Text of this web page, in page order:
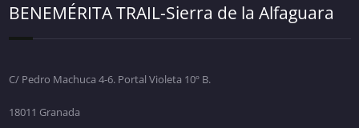
BENEMÉRITA TRAIL-Sierra de la Alfaguara
C/ Pedro Machuca 4-6. Portal Violeta 10º B.
18011 Granada